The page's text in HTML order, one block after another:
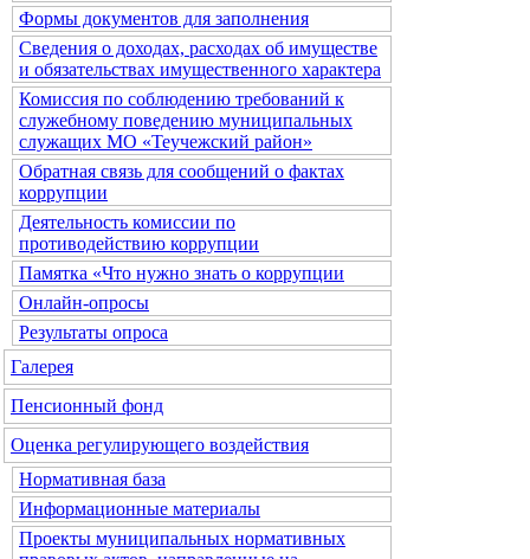
Формы документов для заполнения
Сведения о доходах, расходах об имуществе
и обязательствах имущественного характера
Комиссия по соблюдению требований к
служебному поведению муниципальных
служащих МО «Теучежский район»
Обратная связь для сообщений о фактах
коррупции
Деятельность комиссии по
противодействию коррупции
Памятка «Что нужно знать о коррупции
Онлайн-опросы
Результаты опроса
Галерея
Пенсионный фонд
Оценка регулирующего воздействия
Нормативная база
Информационные материалы
Проекты муниципальных нормативных